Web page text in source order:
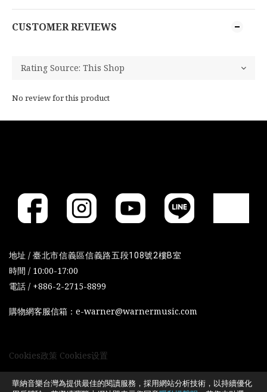
CUSTOMER REVIEWS
No review for this product
地址 / 臺北市信義區信義路五段108號2樓B室
時間 / 10:00-17:00
電話 / +886-2-2715-8899
購物網客服信箱：e-warner@warnermusic.com
Cookies政策 Cookies设置
華納音樂台灣為提供最佳的閱讀服務，採用網站分析技術，以持續優化